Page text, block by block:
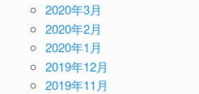
2020年3月
2020年2月
2020年1月
2019年12月
2019年11月